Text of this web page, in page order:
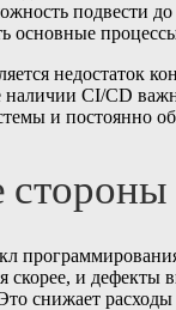
подвести
основные
недостаток
наличии CI/CD
и постоянно
скорее, и дефекты
снижает